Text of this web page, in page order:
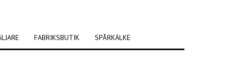
FABRIKSBUTIK SPÅRKÄLKE